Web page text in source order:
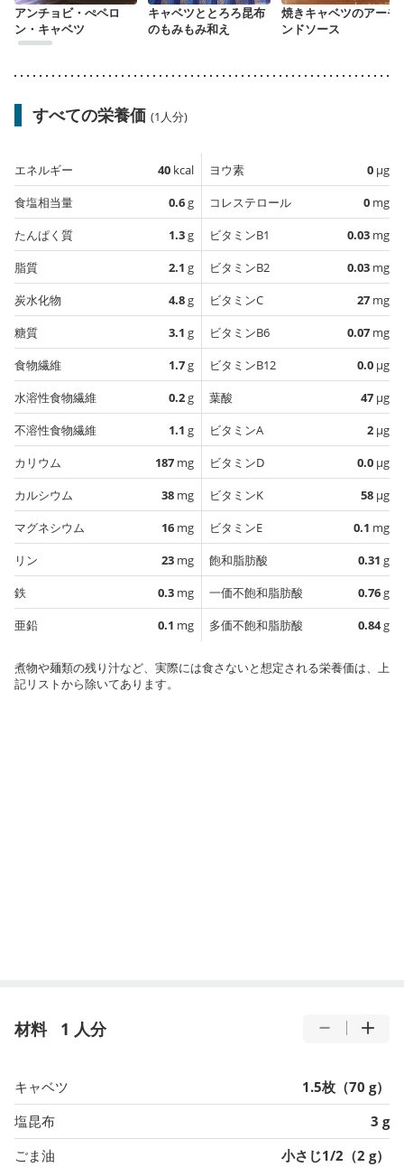
アンチョビ・ぺペロ
ン・キャベツ
キャベツととろろ昆布
のもみもみ和え
焼きキャベツのアーモ
ンドソース
すべての栄養価 (1人分)
エネルギー 40 kcal
食塩相当量
0.6g
たんぱく質
1.3g
脂質
2.1 g
炭水化物
4.8g
糖質
3.1 g
食物繊維
1.7g
水溶性食物繊維
0.2g
不溶性食物繊維
1.1 g
カリウム
187 mg
カルシウム
38 mg
マグネシウム
16 mg
リン
23 mg
鉄
0.3 mg
亜鉛
0.1 mg
ヨウ素 0 µg
コレステロール
0 mg
ビタミンB1
0.03 mg
ビタミンB2
0.03 mg
ビタミンC
27 mg
ビタミンB6
0.07 mg
ビタミンB12
0.0 µg
葉酸
47 µg
ビタミンA
2 µg
ビタミンD
0.0 µg
ビタミンK
58 µg
ビタミンE
0.1 mg
飽和脂肪酸
0.31 g
一価不飽和脂肪酸
0.76g
多価不飽和脂肪酸
0.84g
煮物や麺類の残り汁など、実際には食さないと想定される栄養価は、上
記リストから除いてあります。
材料 1 人分
キャベツ
1.5枚（70 g）
塩昆布
3 g
ごま油
小さじ1/2（2 g）